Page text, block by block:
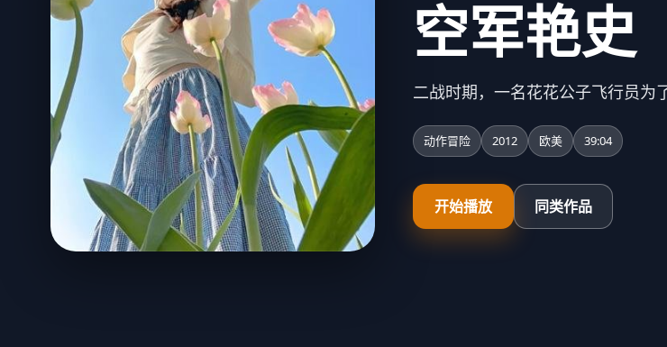
空军艳史
二战时期，一名花花公子飞行员为
动作冒险 2012 欧美 39:04
开始播放 同类作品